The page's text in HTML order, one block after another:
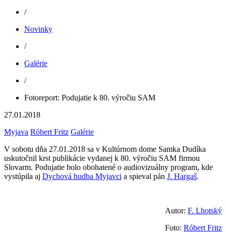
/
Novinky
/
Galérie
/
Fotoreport: Podujatie k 80. výročiu SAM
27.01.2018
Myjava Róbert Fritz Galérie
V sobotu dňa 27.01.2018 sa v Kultúrnom dome Samka Dudíka
uskutočnil krst publikácie vydanej k 80. výročiu SAM firmou
Slovarm. Podujatie bolo obohatené o audiovizuálny program, kde
vystúpila aj Dychová hudba Myjavci a spieval pán J. Hargaš.
Autor: F. Lhotský
Foto: Róbert Fritz